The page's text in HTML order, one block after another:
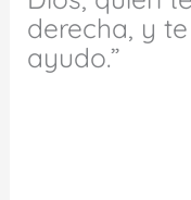
derecha, y
ayudo.”